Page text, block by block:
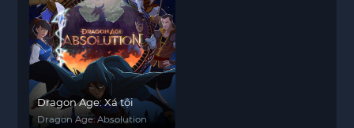
Dragon Age: Xá tội
Dragon Age: Absolution